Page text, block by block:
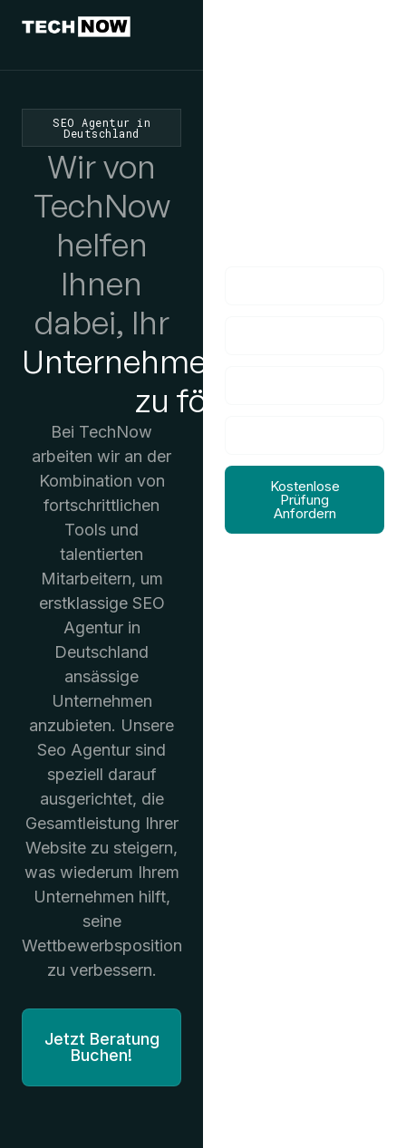
SEO Agentur in
Deutschland
Wir von
TechNow
helfen
Ihnen
dabei, Ihr
Unternehmenswachstum
zu fördern
Bei TechNow
arbeiten wir an der
Kombination von
fortschrittlichen
Tools und
talentierten
Mitarbeitern, um
erstklassige SEO
Agentur in
Deutschland
ansässige
Unternehmen
anzubieten. Unsere
Seo Agentur sind
speziell darauf
ausgerichtet, die
Gesamtleistung Ihrer
Website zu steigern,
was wiederum Ihrem
Unternehmen hilft,
seine
Wettbewerbsposition
zu verbessern.
Jetzt Beratung
Buchen!
Kostenlose
Prüfung
Anfordern